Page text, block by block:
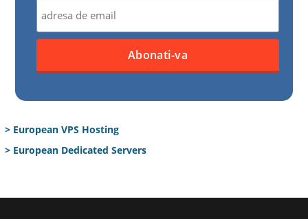
> European VPS Hosting
> European Dedicated Servers